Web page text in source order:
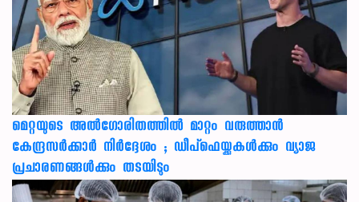
മെറ്റയുടെ അൽഗോരിതത്തിൽ മാറ്റം വരുത്താൻ
കേന്ദ്രസർക്കാർ നിർദ്ദേശം ; ഡീപ്‌ഫെയ്ക്കുകൾക്കും വ്യാജ
പ്രചാരണങ്ങൾക്കും തടയിടും